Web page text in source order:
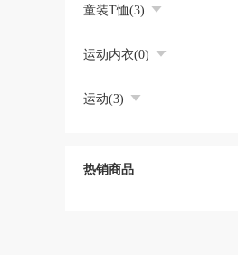
童装T恤(3)
运动内衣(0)
运动(3)
热销商品